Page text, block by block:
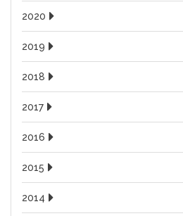
2020
2019
2018
2017
2016
2015
2014